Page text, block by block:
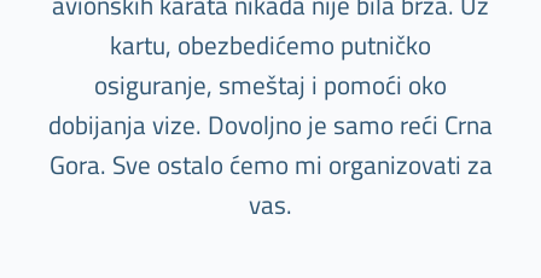
kartu, obezbedićemo putničko
osiguranje, smeštaj i pomoći oko
dobijanja vize. Dovoljno je samo reći Crna
Gora. Sve ostalo ćemo mi organizovati za
vas.